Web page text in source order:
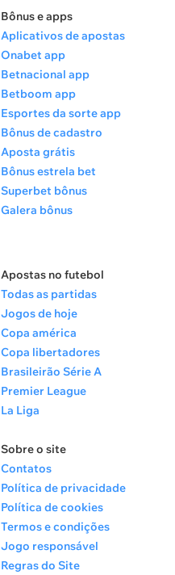
Bônus e apps
Aplicativos de apostas
Onabet app
Betnacional app
Betboom app
Esportes da sorte app
Bônus de cadastro
Aposta grátis
Bônus estrela bet
Superbet bônus
Galera bônus
Apostas no futebol
Todas as partidas
Jogos de hoje
Copa américa
Copa libertadores
Brasileirão Série A
Premier League
La Liga
Sobre o site
Contatos
Política de privacidade
Política de cookies
Termos e condições
Jogo responsável
Regras do Site